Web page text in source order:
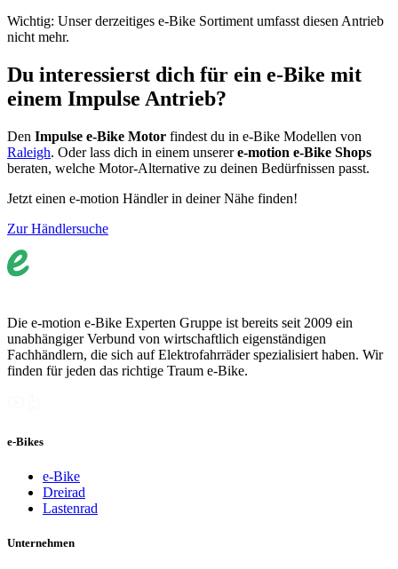
Wichtig: Unser derzeitiges e-Bike Sortiment umfasst diesen Antrieb
nicht mehr.
Du interessierst dich für ein e-Bike mit
einem Impulse Antrieb?
Den Impulse e-Bike Motor findest du in e-Bike Modellen von
Raleigh. Oder lass dich in einem unserere-motion e-Bike Shops
beraten, welche Motor-Alternative zu deinen Bedürfnissen passt.
Jetzt einen e-motion Händler in deiner Nähe finden!
Zur Händlersuche
Die e-motion e-Bike Experten Gruppe ist bereits seit 2009 ein
unabhängiger Verbund von wirtschaftlich eigenständigen
Fachhändlern, die sich auf Elektrofahrräder spezialisiert haben. Wir
finden für jeden das richtige Traum e-Bike.
e-Bikes
e-Bike
Dreirad
Lastenrad
Unternehmen